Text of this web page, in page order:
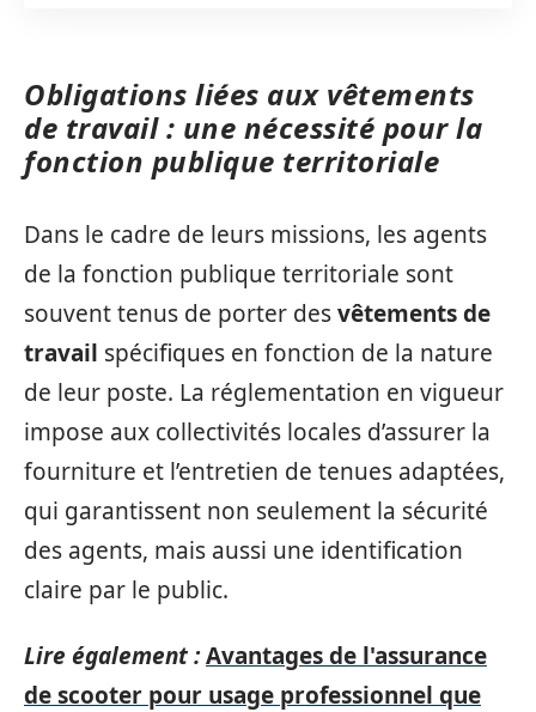
Obligations liées aux vêtements
de travail : une nécessité pour la
fonction publique territoriale
Dans le cadre de leurs missions, les agents
de la fonction publique territoriale sont
souvent tenus de porter desvêtements de
travail spécifiques en fonction de la nature
de leur poste. La réglementation en vigueur
impose aux collectivités locales d’assurer la
fourniture et l’entretien de tenues adaptées,
qui garantissent non seulement la sécurité
des agents, mais aussi une identification
claire par le public.
Lire également :Avantages de l'assurance
de scooter pour usage professionnel que